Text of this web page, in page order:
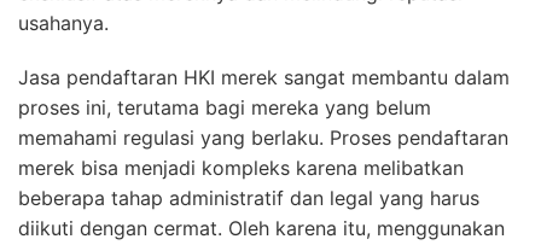
usahanya.
Jasa pendaftaran HKI merek sangat membantu dalam
proses ini, terutama bagi mereka yang belum
memahami regulasi yang berlaku. Proses pendaftaran
merek bisa menjadi kompleks karena melibatkan
beberapa tahap administratif dan legal yang harus
diikuti dengan cermat. Oleh karena itu, menggunakan